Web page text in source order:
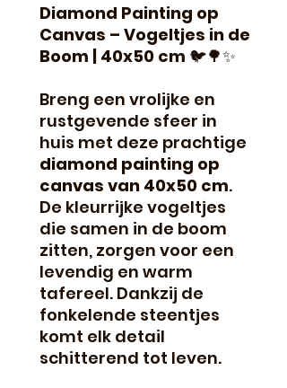
Diamond Painting op
Canvas – Vogeltjes in de
Boom | 40x50 cm 🐦🌳✨
Breng een vrolijke en
rustgevende sfeer in
huis met deze prachtige
diamond painting op
canvas van 40x50 cm.
De kleurrijke vogeltjes
die samen in de boom
zitten, zorgen voor een
levendig en warm
tafereel. Dankzij de
fonkelende steentjes
komt elk detail
schitterend tot leven.